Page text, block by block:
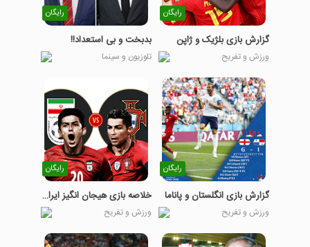
رایگان
گزارش بازی بلژیک و ژاپن
ورزش و تفریح
رایگان
بدبخت و بی استعداد!!
تلوزیون و سینما
رایگان
گزارش بازی انگلستان و پاناما
ورزش و تفریح
رایگان
خلاصه بازی هیجان انگیز ایران و پرتغال
ورزش و تفریح